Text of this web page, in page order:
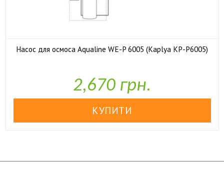
Насос для осмоса Aqualine WE-P 6005 (Kaplya KP-P6005)
2,670 грн.